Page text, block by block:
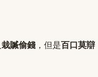
栽贓偷錢 ，但是百口莫辯